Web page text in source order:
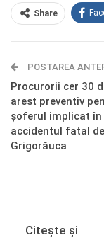
Share
Telegram
POSTAREA
Procurorii cer 30
arest preventiv
șoferul implicat în
accidentul fatal
Grigorăuca
Citește și